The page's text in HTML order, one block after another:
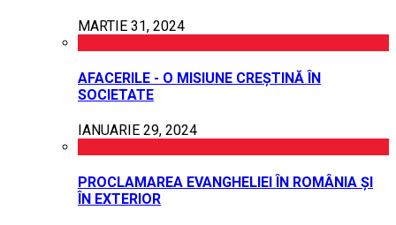
MARTIE 31, 2024
AFACERILE - O MISIUNE CREȘTINĂ ÎN
SOCIETATE
IANUARIE 29, 2024
PROCLAMAREA EVANGHELIEI ÎN ROMÂNIA ȘI
ÎN EXTERIOR